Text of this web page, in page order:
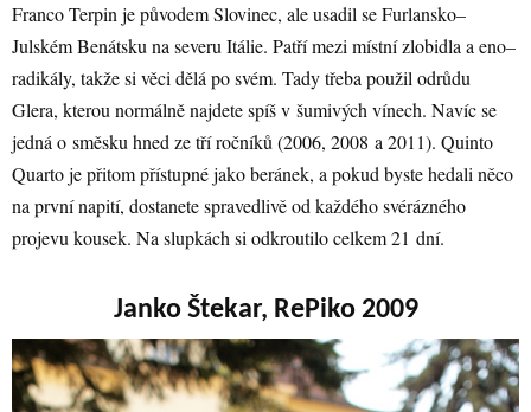
Franco Terpin je původem Slovinec, ale usadil se Furlansko–
Julském Benátsku na severu Itálie. Patří mezi místní zlobidla a eno–
radikály, takže si věci dělá po svém. Tady třeba použil odrůdu
Glera, kterou normálně najdete spíš v šumivých vínech. Navíc se
jedná o směsku hned ze tří ročníků (2006, 2008 a 2011). Quinto
Quarto je přitom přístupné jako beránek, a pokud byste hedali něco
na první napití, dostanete spravedlivě od každého svérázného
projevu kousek. Na slupkách si odkroutilo celkem 21 dní.
Janko Štekar, RePiko 2009